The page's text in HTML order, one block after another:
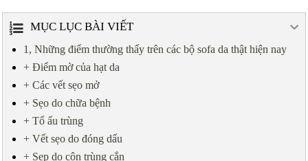
MỤC LỤC BÀI VIẾT
1, Những điểm thường thấy trên các bộ sofa da thật hiện nay
+ Điểm mờ của hạt da
+ Các vết sẹo mở
+ Sẹo do chữa bệnh
+ Tổ ấu trùng
+ Vết sẹo do đóng dấu
+ Sẹp do côn trùng cắn